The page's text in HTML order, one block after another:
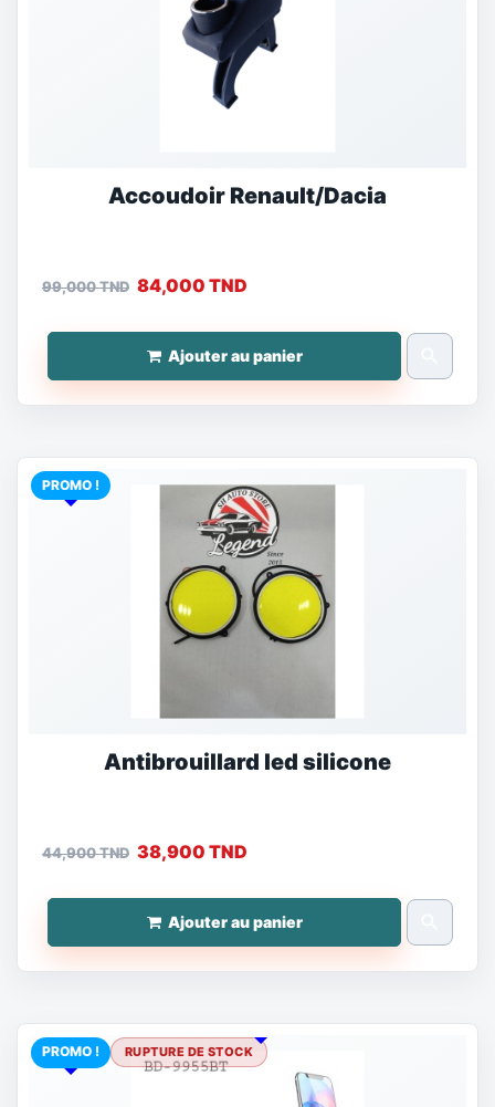
Accoudoir Renault/Dacia
99,000 TND 84,000 TND
Ajouter au panier
Antibrouillard led silicone
44,900 TND 38,900 TND
Ajouter au panier
PROMO !
PROMO ! RUPTURE DE STOCK